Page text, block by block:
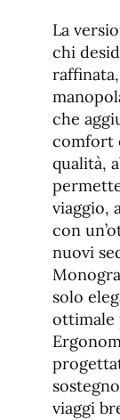
La
chi
che
comfort
qualità,
viaggio,
con
nuovi
solo
ottimale
viaggi